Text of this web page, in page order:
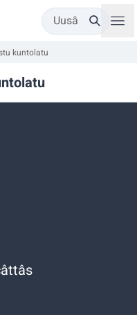
Uusâ
kuntolatu